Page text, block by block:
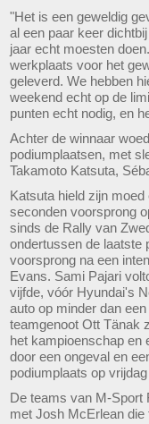
"Het is een geweldig
al een paar keer
jaar echt moesten
werkplaats voor het
geleverd. We hebben
weekend echt op de
punten echt nodig, en
Achter de winnaar
podiumplaatsen, met
Takamoto Katsuta,
Katsuta hield zijn
seconden voorsprong
sinds de Rally van
ondertussen de laatste
voorsprong na een
Evans. Sami Pajari
vijfde, vóór Hyundai's
auto op minder dan
teamgenoot Ott Tänak
het kampioenschap en
door een ongeval en
podiumplaats op
De teams van M-Sport
met Josh McErlean